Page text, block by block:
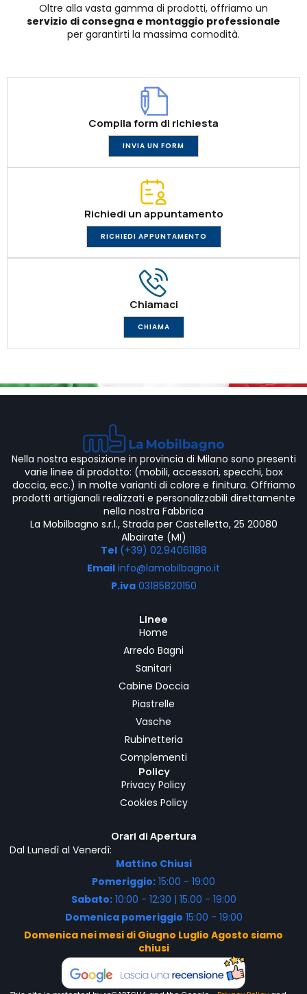
Oltre alla vasta gamma di prodotti, offriamo un
servizio di consegna e montaggio professionale
per garantirti la massima comodità.
Compila form di richiesta
INVIA UN FORM
Richiedi un appuntamento
RICHIEDI APPUNTAMENTO
Chiamaci
CHIAMA
Nella nostra esposizione in provincia di Milano sono presenti
varie linee di prodotto: (mobili, accessori, specchi, box
doccia, ecc.) in molte varianti di colore e finitura. Offriamo
prodotti artigianali realizzati e personalizzabili direttamente
nella nostra Fabbrica
La Mobilbagno s.r.l., Strada per Castelletto, 25 20080
Albairate (MI)
Tel(+39) 02.94061188
Email info@lamobilbagno.it
P.iva03185820150
Linee
Home
Arredo Bagni
Sanitari
Cabine Doccia
Piastrelle
Vasche
Rubinetteria
Complementi
Policy
Privacy Policy
Cookies Policy
Orari di Apertura
Dal Lunedì al Venerdì:
Mattino Chiusi
Pomeriggio: 15:00 - 19:00
Sabato:10:00 - 12:30 | 15.00 - 19:00
Domenica pomeriggio 15:00 - 19:00
Domenica nei mesi di Giugno Luglio Agosto siamo
chiusi